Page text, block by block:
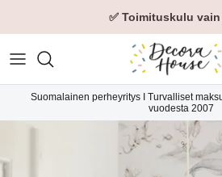
✅ Toimituskulu vain
Suomalainen perheyritys I Turvalliset
vuodesta 2007